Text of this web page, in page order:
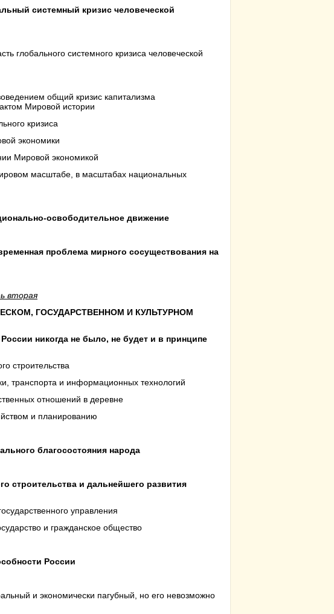
системный кризис человеческой
глобального системного кризиса человеческой
общий кризис капитализма
Мировой истории
кризиса
экономики
Мировой экономикой
масштабе, в масштабах национальных
освободительное движение
проблема мирного сосуществования на
вторая
ГОСУДАРСТВЕННОМ И КУЛЬТУРНОМ
никогда не было, не будет и в принципе
строительства
транспорта и информационных технологий
отношений в деревне
и планированию
благосостояния народа
строительства и дальнейшего развития
управления
и гражданское общество
России
и экономически пагубный, но его невозможно